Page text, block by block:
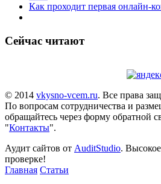
Как проходит первая онлайн-
Сейчас читают
© 2014 vkysno-vcem.ru. Все права
По вопросам сотрудничества и
обращайтесь через форму обратной
"Контакты".
Аудит сайтов от AuditStudio.
проверке!
Главная Статьи